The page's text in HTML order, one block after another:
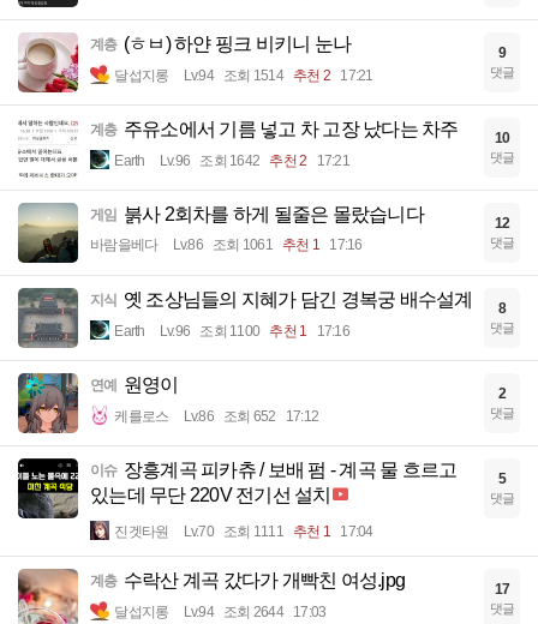
계층 (ㅎㅂ) 하얀 핑크 비키니 눈나
달섭지롱 Lv.94 조회 1514 추천 2 17:21
9
댓글
계층 주유소에서 기름 넣고 차 고장 났다는 차주
Earth Lv.96 조회 1642 추천 2 17:21
10
댓글
게임 붉사 2회차를 하게 될줄은 몰랐습니다
바람을베다 Lv.86 조회 1061 추천 1 17:16
12
댓글
지식 옛 조상님들의 지혜가 담긴 경복궁 배수설계
Earth Lv.96 조회 1100 추천 1 17:16
8
댓글
연예 원영이
케를로스 Lv.86 조회 652 17:12
2
댓글
이슈 장흥계곡 피카츄 / 보배 펌 - 계곡 물 흐르고
있는데 무단 220V 전기선 설치
진겟타원 Lv.70 조회 1111 추천 1 17:04
5
댓글
계층 수락산 계곡 갔다가 개빡친 여성.jpg
달섭지롱 Lv.94 조회 2644 17:03
17
댓글